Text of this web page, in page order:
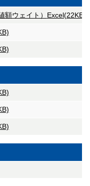
ウェイト） Excel(22KB)